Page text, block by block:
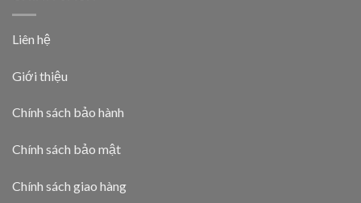
Liên hệ
Giới thiệu
Chính sách bảo hành
Chính sách bảo mật
Chính sách giao hàng